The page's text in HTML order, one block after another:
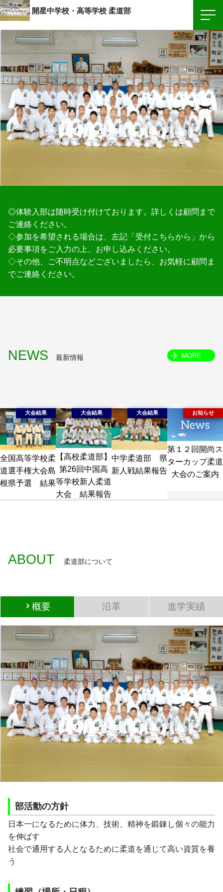
開星中学校・高等学校 柔道部
◎体験入部は随時受け付けております。詳しくは顧問まで
ご連絡ください。
◇参加を希望される場合は、左記「受付こちらから」から
必要事項をご入力の上、お申し込みください。
◇その他、ご不明点などございましたら、お気軽に顧問ま
でご連絡ください。
最新情報
NEWS MORE
全国高等学校柔
道選手権大会島
根県予選　結果
【高校柔道部】
第26回中国高
等学校新人柔道
大会　結果報告
中学柔道部　県
新人戦結果報告
第１２回開尚ス
ターカップ柔道
大会のご案内
柔道部について
ABOUT
概要 沿革 進学実績
部活動の方針
日本一になるために体力、技術、精神を鍛錬し個々の能力
を伸ばす
社会で通用する人となるために柔道を通じて高い資質を養
う